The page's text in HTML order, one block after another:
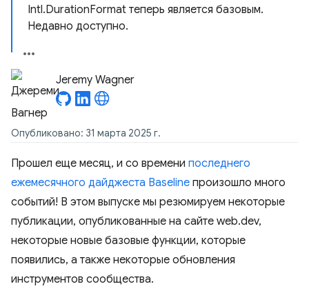
Intl.DurationFormat теперь является базовым.
Недавно доступно.
Jeremy Wagner
Опубликовано: 31 марта 2025 г.
Прошел еще месяц, и со времени последнего
ежемесячного дайджеста Baseline произошло много
событий! В этом выпуске мы резюмируем некоторые
публикации, опубликованные на сайте web.dev,
некоторые новые базовые функции, которые
появились, а также некоторые обновления
инструментов сообщества.